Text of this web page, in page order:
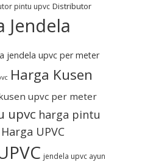
pintu upvc Distributor
Jendela
jendela upvc per meter
Harga Kusen
upvc per meter
upvc harga pintu
Harga UPVC
jendela upvc ayun